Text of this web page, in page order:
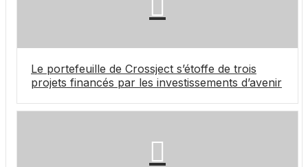
Le portefeuille de Crossject s’étoffe de trois
projets financés par les investissements d’avenir